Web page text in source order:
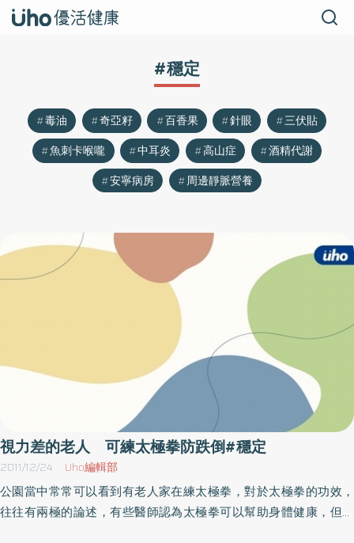
#穩定
毒油 奇亞籽 百香果 針眼
三伏貼
魚刺卡喉嚨
中耳炎 高山症
酒精代謝
安寧病房
周邊靜脈營養
視力差的老人 可練太極拳防跌倒#穩定
2011/12/24 Uho編輯部
公園當中常常可以看到有老人家在練太極拳，對於太極拳的功效，
往往有兩極的論述，有些醫師認為太極拳可以幫助身體健康，但是